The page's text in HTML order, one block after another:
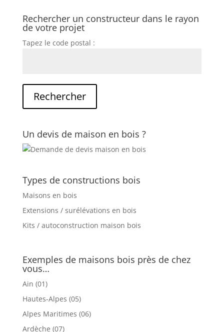
Rechercher un constructeur dans le rayon
de votre projet
Tapez le code postal :
Un devis de maison en bois ?
Types de constructions bois
Maisons en bois
Extensions / surélévations en bois
Kits / autoconstruction maison bois
Exemples de maisons bois près de chez
vous…
Ain (01)
Hautes-Alpes (05)
Alpes Maritimes (06)
Ardèche (07)